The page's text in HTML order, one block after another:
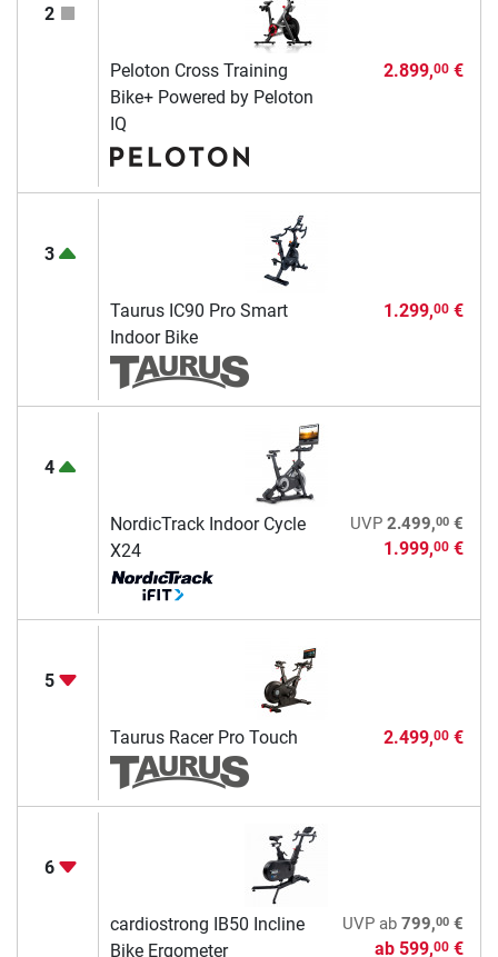
2
Peloton Cross Training
Bike+ Powered by Peloton
IQ
2.899,00€
3
Taurus IC90 Pro Smart
Indoor Bike
1.299,00€
4
NordicTrack Indoor Cycle
X24
UVP 2.499,00€
1.999,00€
5
Taurus Racer Pro Touch 2.499,00€
6
cardiostrong IB50 Incline
Bike Ergometer
UVPab 799,00€
ab 599,00€